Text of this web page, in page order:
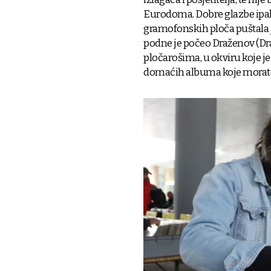
Eurodoma. Dobre glazbe
gramofonskih ploča puštala
podne je počeo Draženov
pločarošima, u okviru koje
domaćih albuma koje